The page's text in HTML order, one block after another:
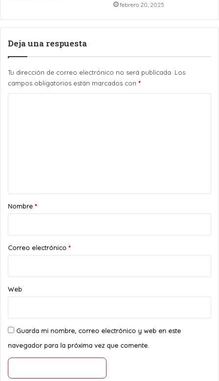
febrero 20, 2025
Deja una respuesta
Tu dirección de correo electrónico no será publicada. Los
campos obligatorios están marcados con *
r
*
Nombre *
Correo electrónico *
Web
Guarda mi nombre, correo electrónico y web en este
navegador para la próxima vez que comente.